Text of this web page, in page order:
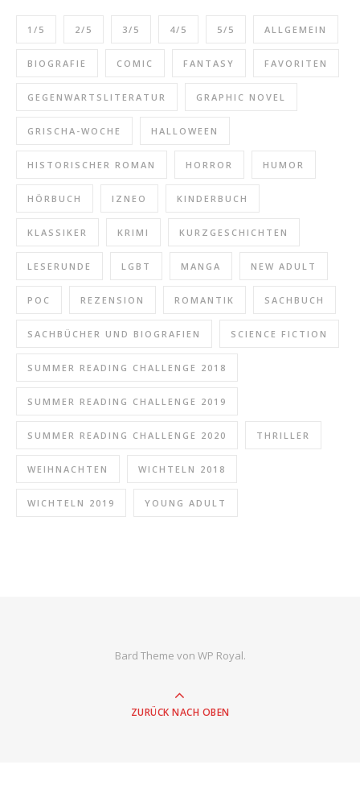
1/5 2/5 3/5 4/5 5/5 ALLGEMEIN
BIOGRAFIE COMIC FANTASY FAVORITEN
GEGENWARTSLITERATUR GRAPHIC NOVEL
GRISCHA-WOCHE HALLOWEEN
HISTORISCHER ROMAN HORROR HUMOR
HÖRBUCH IZNEO KINDERBUCH
KLASSIKER KRIMI KURZGESCHICHTEN
LESERUNDE LGBT MANGA NEW ADULT
POC REZENSION ROMANTIK SACHBUCH
SACHBÜCHER UND BIOGRAFIEN SCIENCE FICTION
SUMMER READING CHALLENGE 2018
SUMMER READING CHALLENGE 2019
SUMMER READING CHALLENGE 2020 THRILLER
WEIHNACHTEN WICHTELN 2018
WICHTELN 2019 YOUNG ADULT
Bard Theme von WP Royal.
ZURÜCK NACH OBEN